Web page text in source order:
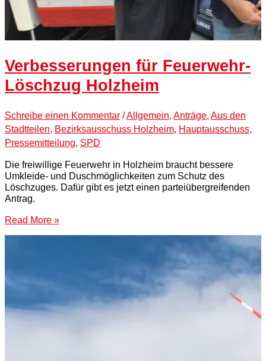
Verbesserungen für Feuerwehr-
Löschzug Holzheim
Schreibe einen Kommentar /Allgemein, Anträge, Aus den
Stadtteilen, Bezirksausschuss Holzheim, Hauptausschuss,
Pressemitteilung, SPD
Die freiwillige Feuerwehr in Holzheim braucht bessere
Umkleide- und Duschmöglichkeiten zum Schutz des
Löschzuges. Dafür gibt es jetzt einen parteiübergreifenden
Antrag.
Read More »